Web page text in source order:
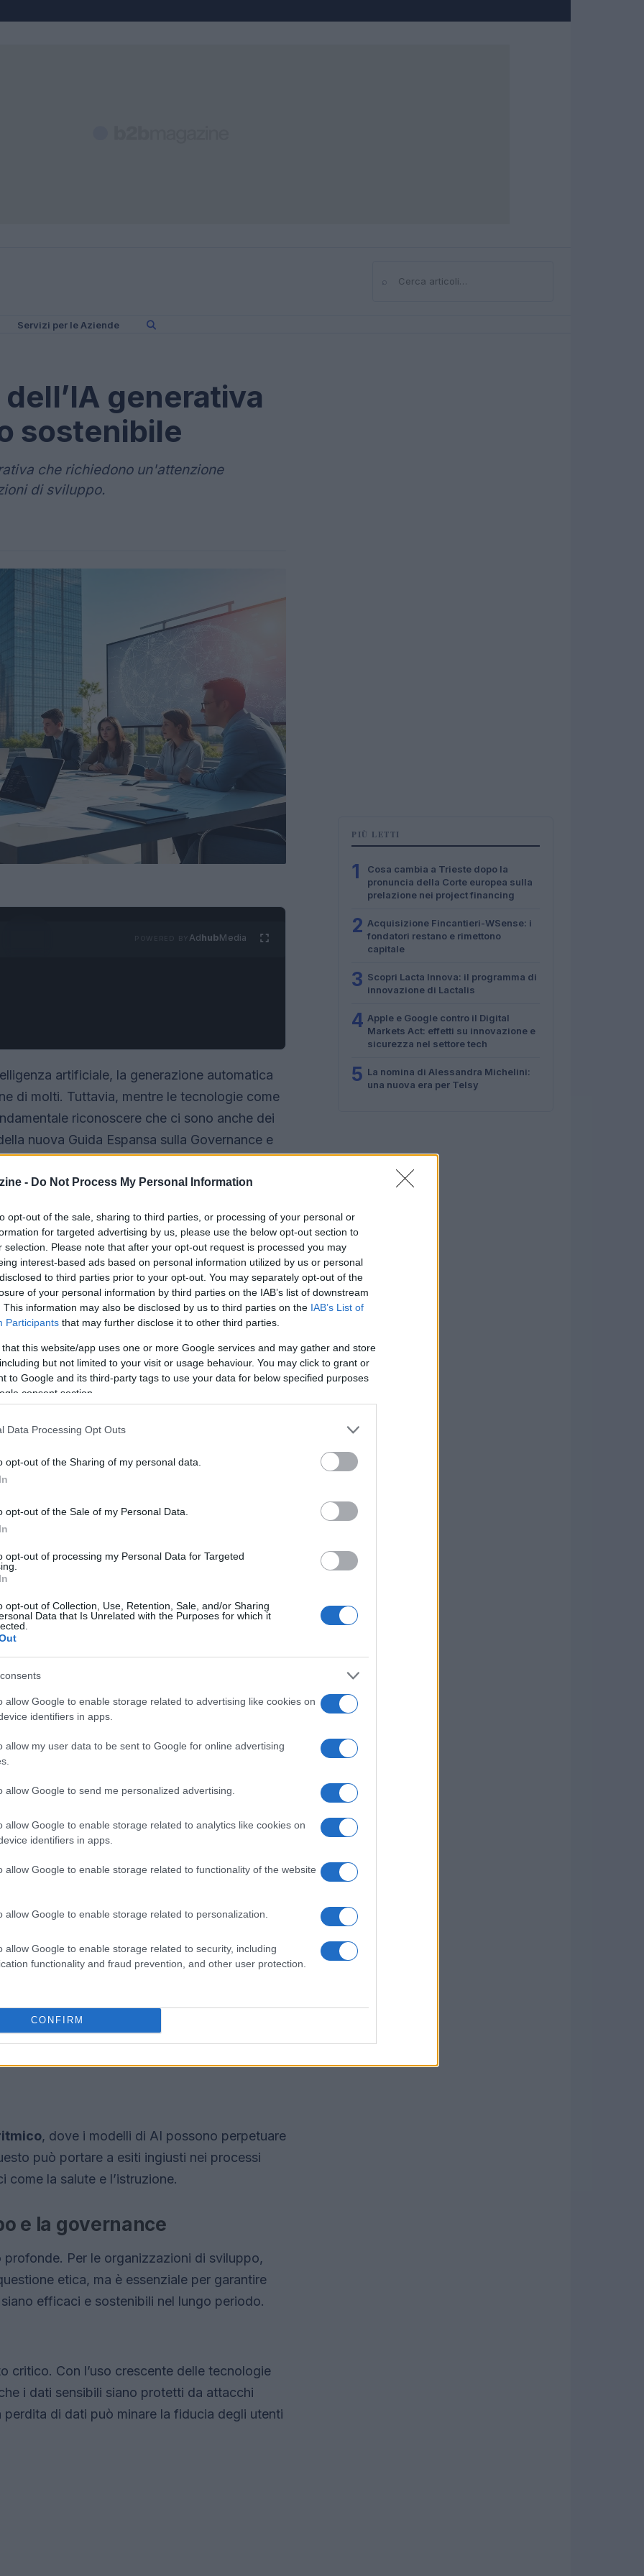
- Do Not Process My Personal Information
opt-out of the sale, sharing to third parties, or processing of your personal or
for targeted advertising by us, please use the below opt-out section to
selection. Please note that after your opt-out request is processed you may
interest-based ads based on personal information utilized by us or personal
to third parties prior to your opt-out. You may separately opt-out of the
of your personal information by third parties on the IAB’s list of downstream
This information may also be disclosed by us to third parties on the IAB’s List of
Participants that may further disclose it to other third parties.
that this website/app uses one or more Google services and may gather and store
but not limited to your visit or usage behaviour. You may click to grant or
to Google and its third-party tags to use your data for below specified purposes
consent section.
Data Processing Opt Outs
opt-out of the Sharing of my personal data.
opt-out of the Sale of my Personal Data.
opt-out of processing my Personal Data for Targeted
opt-out of Collection, Use, Retention, Sale, and/or Sharing
Data that Is Unrelated with the Purposes for which it
allow Google to enable storage related to advertising like cookies on
identifiers in apps.
allow my user data to be sent to Google for online advertising
allow Google to send me personalized advertising.
allow Google to enable storage related to analytics like cookies on
identifiers in apps.
allow Google to enable storage related to functionality of the website
allow Google to enable storage related to personalization.
allow Google to enable storage related to security, including
functionality and fraud prevention, and other user protection.
CONFIRM
⌕Cerca
Servizi per le Aziende
generativa
sostenibile
che richiedono un'attenzione
di sviluppo.
AdhubMedia
artificiale, la generazione automatica
di molti. Tuttavia, mentre le tecnologie come
riconoscere che ci sono anche dei
nuova Guida Espansa sulla Governance e
sei minacce cruciali che potrebbero
nei paesi a basso e medio reddito.
di sviluppo. Molte organizzazioni
di avanzare a occhi chiusi verso una crisi
aree di rischio che richiedono un’attenzione
la sostenibilità dei progetti, ma possono
che si cerca di servire.
dei contenuti
. Con la capacità delle AI generative di
informazioni false o fuorvianti. Questo
e minacciare la fiducia nelle istituzioni.
, dove i modelli di AI possono perpetuare
può portare a esiti ingiusti nei processi
la salute e l’istruzione.
e la governance
Per le organizzazioni di sviluppo,
etica, ma è essenziale per garantire
efficaci e sostenibili nel lungo periodo.
critico. Con l’uso crescente delle tecnologie
i dati sensibili siano protetti da attacchi
di dati può minare la fiducia degli utenti
PIÙ LETTI
1
Cosa cambia a Trieste dopo la
pronuncia della Corte europea sulla
prelazione nei project financing
2 Acquisizione Fincantieri-WSense: i
fondatori restano e rimettono
capitale
3 Scopri Lacta Innova: il programma di
innovazione di Lactalis
4 Apple e Google contro il Digital
Markets Act: effetti su innovazione e
sicurezza nel settore tech
5 La nomina di Alessandra Michelini:
una nuova era per Telsy